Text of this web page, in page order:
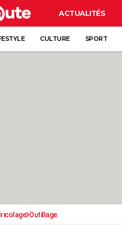
ACTUALITÉS
CULTURE SPORT
Outillage